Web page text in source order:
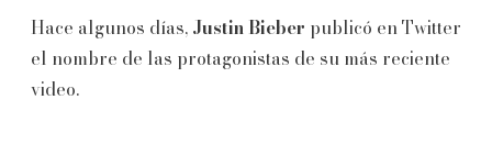
Hace algunos días, Justin Bieber publicó en Twitter
el nombre de las protagonistas de su más reciente
video.